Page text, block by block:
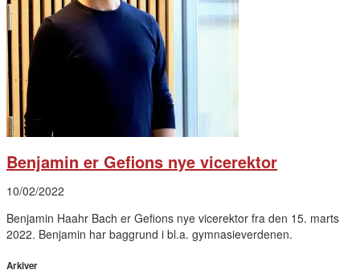
Benjamin er Gefions nye vicerektor
10/02/2022
Benjamin Haahr Bach er Gefions nye vicerektor fra den 15. marts
2022. Benjamin har baggrund i bl.a. gymnasieverdenen.
Arkiver